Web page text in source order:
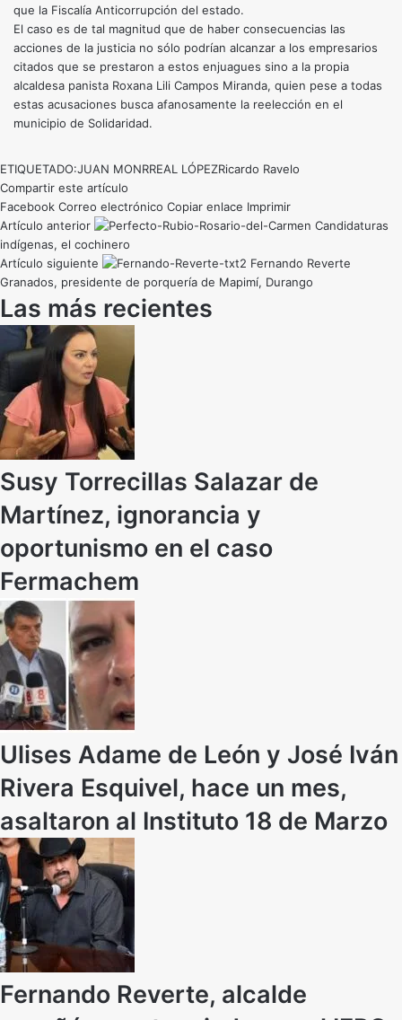
que la Fiscalía Anticorrupción del estado.
El caso es de tal magnitud que de haber consecuencias las
acciones de la justicia no sólo podrían alcanzar a los empresarios
citados que se prestaron a estos enjuagues sino a la propia
alcaldesa panista Roxana Lili Campos Miranda, quien pese a todas
estas acusaciones busca afanosamente la reelección en el
municipio de Solidaridad.
ETIQUETADO:JUAN MONRREAL LÓPEZRicardo Ravelo
Compartir este artículo
Facebook Correo electrónico Copiar enlace Imprimir
Artículo anterior
Candidaturas
indígenas, el cochinero
Artículo siguiente
Fernando Reverte
Granados, presidente de porquería de Mapimí, Durango
Las más recientes
Susy Torrecillas Salazar de
Martínez, ignorancia y
oportunismo en el caso
Fermachem
Ulises Adame de León y José Iván
Rivera Esquivel, hace un mes,
asaltaron al Instituto 18 de Marzo
Fernando Reverte, alcalde